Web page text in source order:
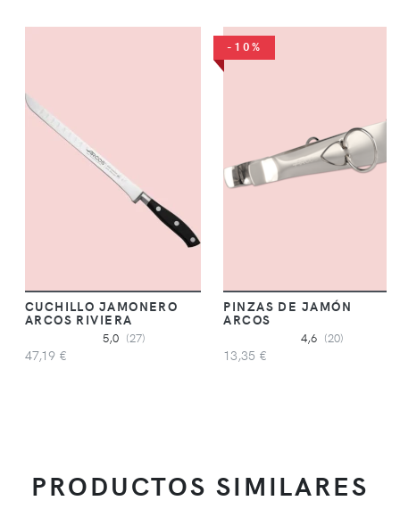
CUCHILLO JAMONERO
ARCOS RIVIERA
5,0 (27)
47,19 €
-10%
PINZAS DE JAMÓN
ARCOS
4,6 (20)
13,35 €
PRODUCTOS SIMILARES